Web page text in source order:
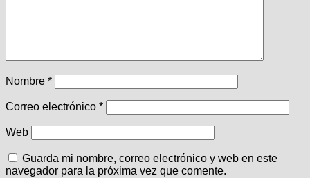
Nombre *
Correo electrónico *
Web
Guarda mi nombre, correo electrónico y web en este
navegador para la próxima vez que comente.